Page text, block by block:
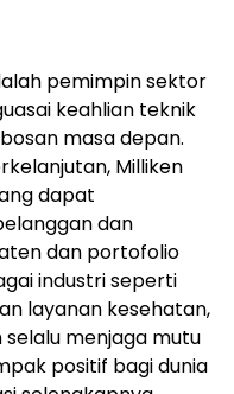
pemimpin sektor
keahlian teknik
masa depan.
Milliken
dapat
dan
dan portofolio
industri seperti
layanan kesehatan,
menjaga mutu
positif bagi dunia